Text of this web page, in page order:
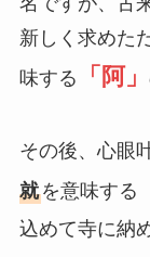
新しく求めた
味する
「阿」
その後、心眼
就を意味する
込めて寺に納